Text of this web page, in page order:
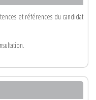
et références du candidat